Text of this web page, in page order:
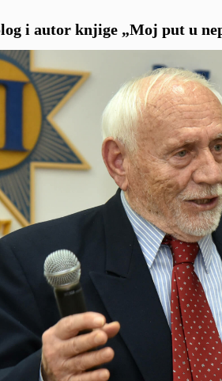
i autor knjige „Moj put u